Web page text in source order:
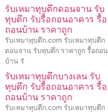
รับเหมาทุบตึกดอนจาน รับ
ทุบตึก รับรื้อถอนอาคาร รื้อ
ถอนบ้าน ราคาถูก
รับเหมาทุบตึก.com รับเหมาทุบตึก
ดอนจาน รับทุบตึก ราคาถูก รื้อถอน
บ้าน รั
รับเหมาทุบตึกบางเลน รับ
ทุบตึก รับรื้อถอนอาคาร รื้อ
ถอนบ้าน ราคาถูก
รับเหมาทุบตึก.com รับเหมาทุบตึก